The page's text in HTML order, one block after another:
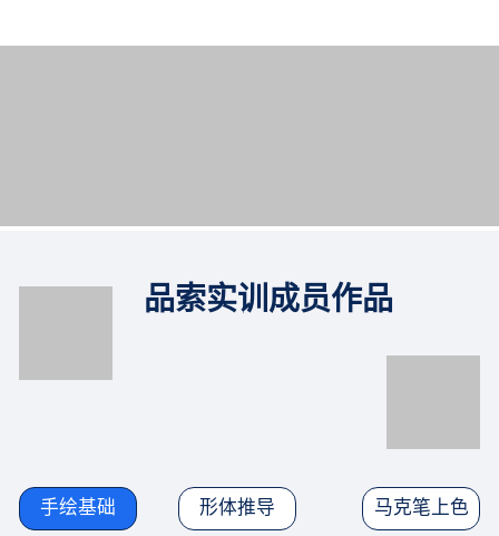
品索实训成员作品
手绘基础 形体推导 马克笔上色